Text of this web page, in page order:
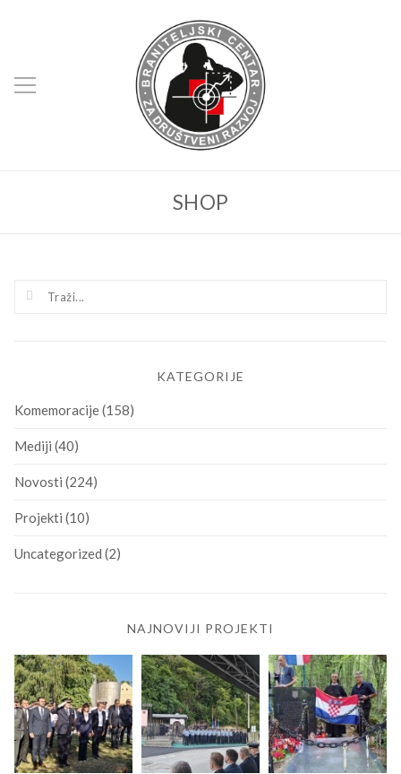
SHOP
KATEGORIJE
Komemoracije(158)
Mediji (40)
Novosti (224)
Projekti (10)
Uncategorized (2)
NAJNOVIJI PROJEKTI